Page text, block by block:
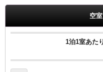
バイキングにて提供してお
朝食時間６：３０～１０：０
※状況により「定食スタイル
ントあり。
空
1泊1室あた